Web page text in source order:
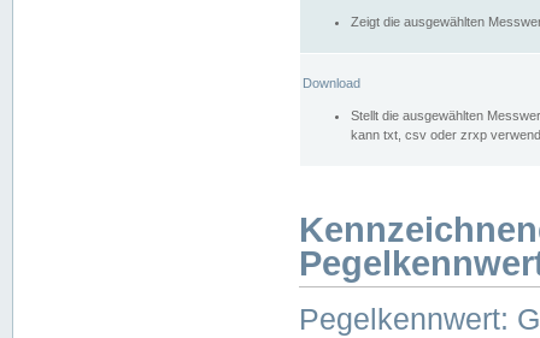
Zeigt die ausgewählten
Download
Stellt die ausgewählten
kann txt, csv oder zrxp
Pegelkennwert: